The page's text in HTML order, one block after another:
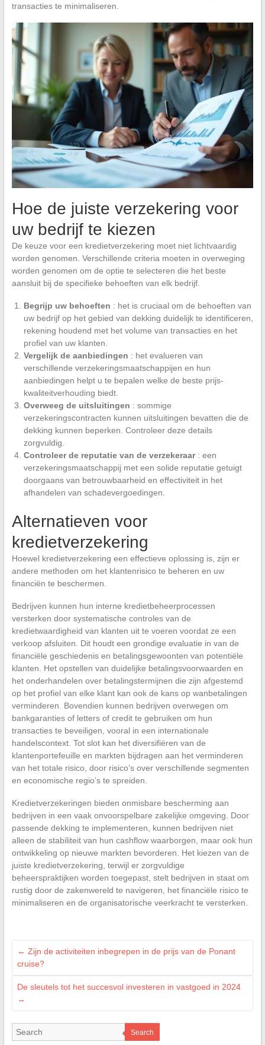
transacties te minimaliseren.
Hoe de juiste verzekering voor
uw bedrijf te kiezen
De keuze voor een kredietverzekering moet niet lichtvaardig
worden genomen. Verschillende criteria moeten in overweging
worden genomen om de optie te selecteren die het beste
aansluit bij de specifieke behoeften van elk bedrijf.
Begrijp uw behoeften : het is cruciaal om de behoeften van
uw bedrijf op het gebied van dekking duidelijk te identificeren,
rekening houdend met het volume van transacties en het
profiel van uw klanten.
Vergelijk de aanbiedingen : het evalueren van
verschillende verzekeringsmaatschappijen en hun
aanbiedingen helpt u te bepalen welke de beste prijs-
kwaliteitverhouding biedt.
Overweeg de uitsluitingen : sommige
verzekeringscontracten kunnen uitsluitingen bevatten die de
dekking kunnen beperken. Controleer deze details
zorgvuldig.
Controleer de reputatie van de verzekeraar : een
verzekeringsmaatschappij met een solide reputatie getuigt
doorgaans van betrouwbaarheid en effectiviteit in het
afhandelen van schadevergoedingen.
Alternatieven voor
kredietverzekering
Hoewel kredietverzekering een effectieve oplossing is, zijn er
andere methoden om het klantenrisico te beheren en uw
financiën te beschermen.
Bedrijven kunnen hun interne kredietbeheerprocessen
versterken door systematische controles van de
kredietwaardigheid van klanten uit te voeren voordat ze een
verkoop afsluiten. Dit houdt een grondige evaluatie in van de
financiële geschiedenis en betalingsgewoonten van potentiële
klanten. Het opstellen van duidelijke betalingsvoorwaarden en
het onderhandelen over betalingstermijnen die zijn afgestemd
op het profiel van elke klant kan ook de kans op wanbetalingen
verminderen. Bovendien kunnen bedrijven overwegen om
bankgaranties of letters of credit te gebruiken om hun
transacties te beveiligen, vooral in een internationale
handelscontext. Tot slot kan het diversifiëren van de
klantenportefeuille en markten bijdragen aan het verminderen
van het totale risico, door risico’s over verschillende segmenten
en economische regio’s te spreiden.
Kredietverzekeringen bieden onmisbare bescherming aan
bedrijven in een vaak onvoorspelbare zakelijke omgeving. Door
passende dekking te implementeren, kunnen bedrijven niet
alleen de stabiliteit van hun cashflow waarborgen, maar ook hun
ontwikkeling op nieuwe markten bevorderen. Het kiezen van de
juiste kredietverzekering, terwijl er zorgvuldige
beheerspraktijken worden toegepast, stelt bedrijven in staat om
rustig door de zakenwereld te navigeren, het financiële risico te
minimaliseren en de organisatorische veerkracht te versterken.
← Zijn de activiteiten inbegrepen in de prijs van de Ponant
cruise?
De sleutels tot het succesvol investeren in vastgoed in 2024
→
Search